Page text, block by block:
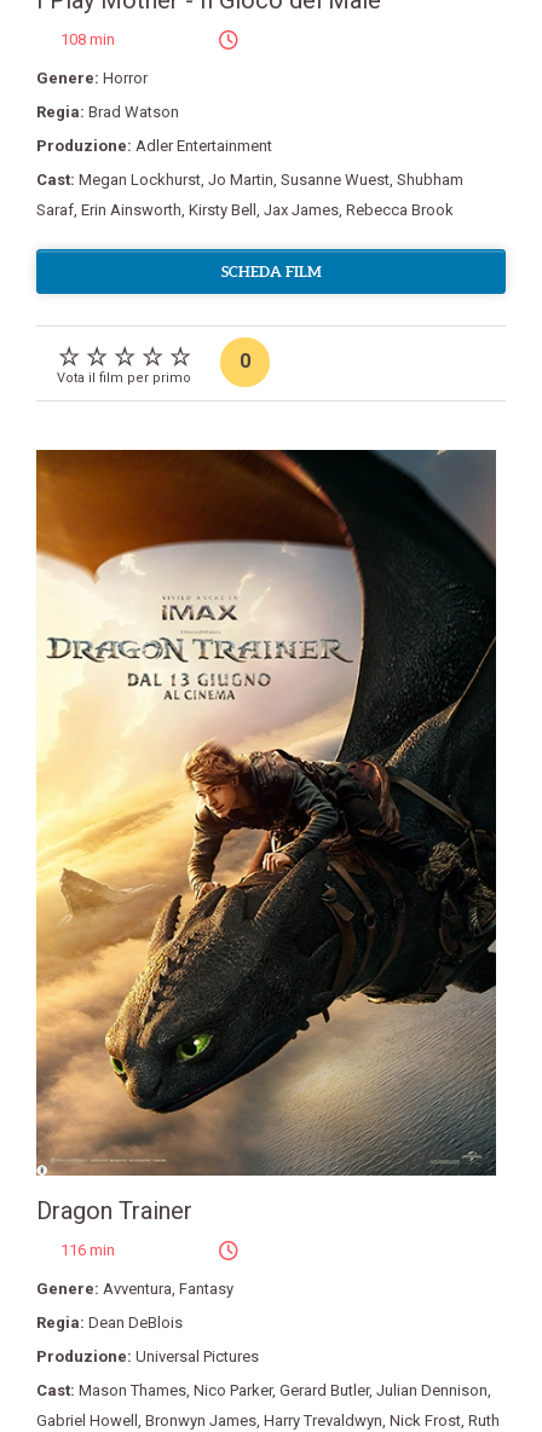
108 min
Genere: Horror
Regia: Brad Watson
Produzione: Adler Entertainment
Cast: Megan Lockhurst, Jo Martin, Susanne Wuest, Shubham
Saraf, Erin Ainsworth, Kirsty Bell , Jax James, Rebecca Brook
SCHEDA FILM
Vota il film per primo
0
Dragon Trainer
116 min
Genere: Avventura Fantasy
Regia: Dean DeBlois
Produzione: Universal Pictures
Cast: Mason Thames Nico Parker, Gerard Butler, Julian Dennison
Gabriel Howell
Bronwyn James Harry Trevaldwyn Nick Frost Ruth